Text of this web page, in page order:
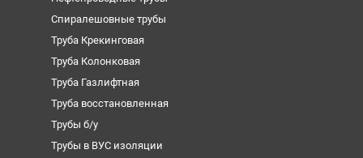
Спиралешовные трубы
Труба Крекинговая
Труба Колонковая
Труба Газлифтная
Труба восстановленная
Трубы б/у
Трубы в ВУС изоляции